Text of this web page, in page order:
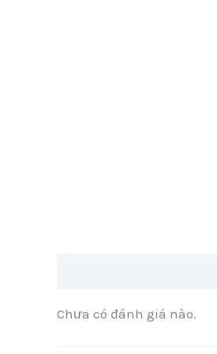
Chưa có đánh giá nào.